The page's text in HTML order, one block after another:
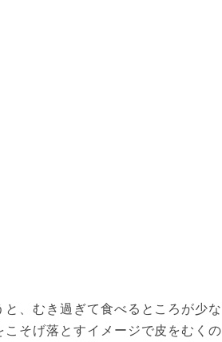
、むき過ぎて食べるところが少な
そげ落とすイメージで皮をむくの